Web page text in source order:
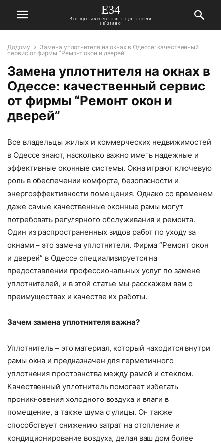
E34
Все про автомобілі і що з ними
зв'язано
Додому
Замена уплотнителя на окнах в Одессе: качественный
сервис от фирмы “Ремонт окон и дверей”
Замена уплотнителя на окнах в
Одессе: качественный сервис
от фирмы “Ремонт окон и
дверей”
Все владельцы жилых и коммерческих недвижимостей
в Одессе знают, насколько важно иметь надежные и
эффективные оконные системы. Окна играют ключевую
роль в обеспечении комфорта, безопасности и
энергоэффективности помещения. Однако со временем
даже самые качественные оконные рамы могут
потребовать регулярного обслуживания и ремонта.
Один из распространенных видов работ по уходу за
окнами – это замена уплотнителя. Фирма “Ремонт окон
и дверей” в Одессе специализируется на
предоставлении профессиональных услуг по замене
уплотнителей, и в этой статье мы расскажем вам о
преимуществах и качестве их работы.
Зачем замена уплотнителя важна?
Уплотнитель – это материал, который находится внутри
рамы окна и предназначен для герметичного
уплотнения пространства между рамой и стеклом.
Качественный уплотнитель помогает избегать
проникновения холодного воздуха и влаги в
помещение, а также шума с улицы. Он также
способствует снижению затрат на отопление и
кондиционирование воздуха, делая ваш дом более